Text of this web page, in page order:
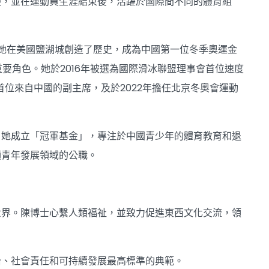
美國鹽湖城創造了歷史，成為中國第一位冬季奧運金
角色。她於2016年被選為國際滑冰聯盟理事會首位速度
來自中國的副主席，及於2022年擔任北京冬奧會運動
成立「冠軍基金」，專注於中國青少年的體育教育和退
年發展領域的公職。
。陳博士心繫人類福祉，並致力促進東西文化交流，領
社會責任和可持續發展最高標準的典範。